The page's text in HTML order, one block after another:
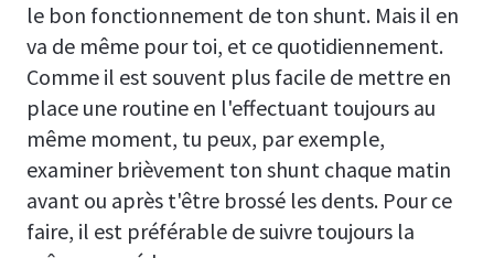
le bon fonctionnement de ton shunt. Mais il en
va de même pour toi, et ce quotidiennement.
Comme il est souvent plus facile de mettre en
place une routine en l'effectuant toujours au
même moment, tu peux, par exemple,
examiner brièvement ton shunt chaque matin
avant ou après t'être brossé les dents. Pour ce
faire, il est préférable de suivre toujours la